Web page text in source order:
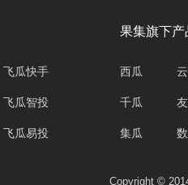
飞瓜快手
飞瓜智投
飞瓜易投
果集旗下产
西瓜
千瓜
集瓜
Copyright ©